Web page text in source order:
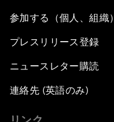
参加する（個人、組織）
プレスリリース登録
ニュースレター購読
連絡先 (英語のみ)